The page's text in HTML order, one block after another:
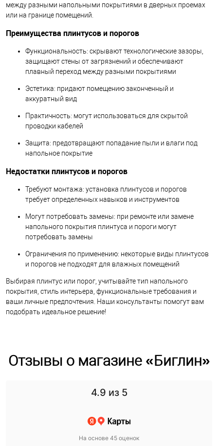
между разными напольными покрытиями в дверных проемах
или на границе помещений.
Преимущества плинтусов и порогов
Функциональность: скрывают технологические зазоры,
защищают стены от загрязнений и обеспечивают
плавный переход между разными покрытиями
Эстетика: придают помещению законченный и
аккуратный вид
Практичность: могут использоваться для скрытой
проводки кабелей
Защита: предотвращают попадание пыли и влаги под
напольное покрытие
Недостатки плинтусов и порогов
Требуют монтажа: установка плинтусов и порогов
требует определенных навыков и инструментов
Могут потребовать замены: при ремонте или замене
напольного покрытия плинтуса и пороги могут
потребовать замены
Ограничения по применению: некоторые виды плинтусов
и порогов не подходят для влажных помещений
Выбирая плинтус или порог, учитывайте тип напольного
покрытия, стиль интерьера, функциональные требования и
ваши личные предпочтения. Наши консультанты помогут вам
подобрать идеальное решение!
Отзывы о магазине «Биглин»
4.9 из 5
На основе 45 оценок